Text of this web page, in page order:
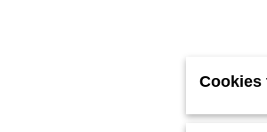
Cookies